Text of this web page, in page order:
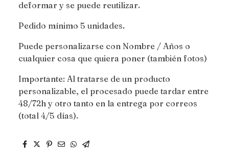
deformar y se puede reutilizar.
Pedido mínimo 5 unidades.
Puede personalizarse con Nombre / Años o
cualquier cosa que quiera poner (también fotos)
Importante: Al tratarse de un producto
personalizable, el procesado puede tardar entre
48/72h y otro tanto en la entrega por correos
(total 4/5 días).